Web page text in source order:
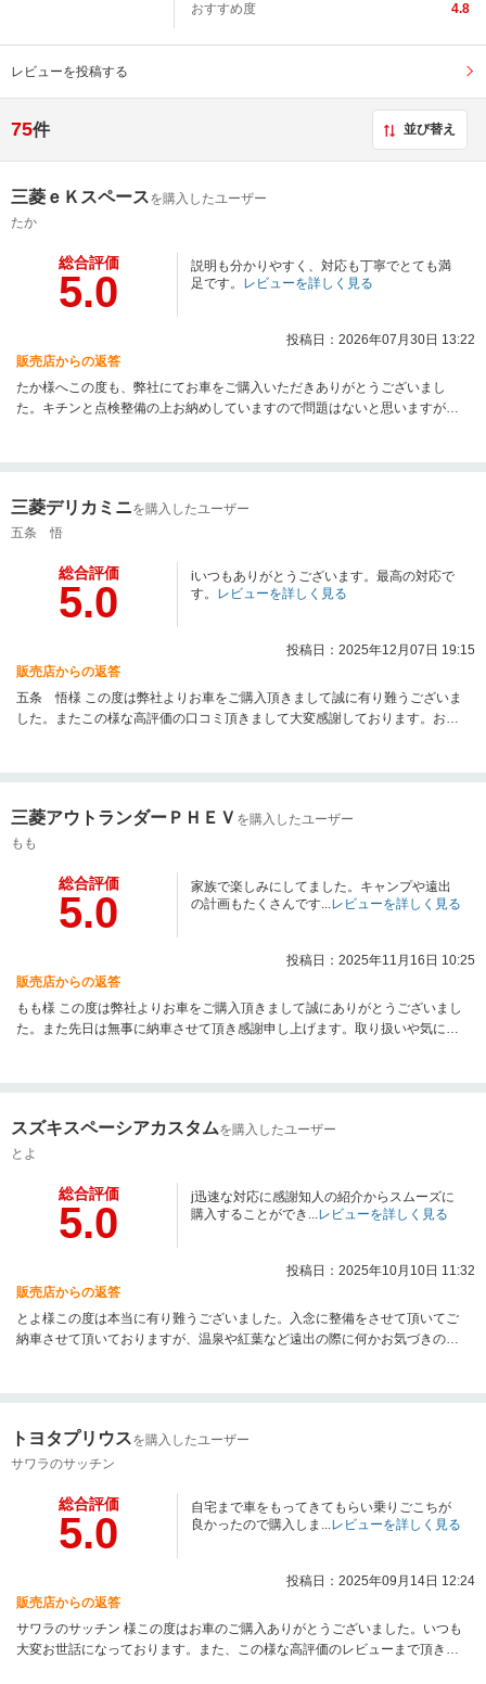
おすすめ度
4.8
レビューを投稿する
75件 並び替え
三菱ｅＫスペースを購入したユーザー
たか
総合評価
5.0
説明も分かりやすく、対応も丁寧でとても満
足です。 レビューを詳しく見る
投稿日：2026年07月30日 13:22
販売店からの返答
たか様へこの度も、弊社にてお車をご購入いただきありがとうございまし
た。キチンと点検整備の上お納めしていますので問題はないと思いますが何
三菱デリカミニを購入したユーザー
五条 悟
総合評価
5.0
iいつもありがとうございます。最高の対応で
す。 レビューを詳しく見る
投稿日：2025年12月07日 19:15
販売店からの返答
五条 悟様 この度は弊社よりお車をご購入頂きまして誠に有り難うございま
した。またこの様な高評価の口コミ頂きまして大変感謝しております。お客
い致します。
三菱アウトランダーＰＨＥＶ を購入したユーザー
もも
総合評価
5.0
家族で楽しみにしてました。キャンプや遠出
の計画もたくさんです...レビューを詳しく見る
投稿日：2025年11月16日 10:25
販売店からの返答
もも様 この度は弊社よりお車をご購入頂きまして誠にありがとうございまし
た。また先日は無事に納車させて頂き感謝申し上げます。取り扱いや気にな
ンプや遠出など満喫下さいませ。これから年末に向かい慌ただしくなってき
振るっていますが体調気を付けて少し早いですが、良い新年をお迎え下さ
い。私の店舗も待望のリニューアルオープンイベントが年明け１月１７日か
ご準備しています。イベント既日間中の特別価格車や日替わり特価車、お楽
しみ抽選会など準備していますので、お近くに来られた際は是非とも遊びに
お立ち寄りください。 またお車のご購入を検討されている方がいらっしゃい
スズキスペーシアカスタムを購入したユーザー
とよ
総合評価
5.0
j迅速な対応に感謝知人の紹介からスムーズに
購入することができ...レビューを詳しく見る
投稿日：2025年10月10日 11:32
販売店からの返答
とよ様この度は本当に有り難うございました。入念に整備をさせて頂いてご
納車させて頂いておりますが、温泉や紅葉など遠出の際に何かお気づきの点
は私まで連絡を下さい。近隣の店舗と連携の上対応させて頂きます。今後共
卒宜しくお願い致します。
トヨタプリウスを購入したユーザー
サワラのサッチン
総合評価
5.0
自宅まで車をもってきてもらい乗りごこちが
良かったので購入しま...レビューを詳しく見る
投稿日：2025年09月14日 12:24
販売店からの返答
サワラのサッチン 様この度はお車のご購入ありがとうございました。いつも
大変お世話になっております。また、この様な高評価のレビューまで頂きま